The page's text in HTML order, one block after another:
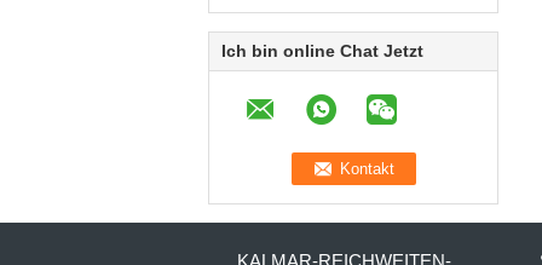
Ich bin online Chat Jetzt
KALMAR-REICHWEITEN-